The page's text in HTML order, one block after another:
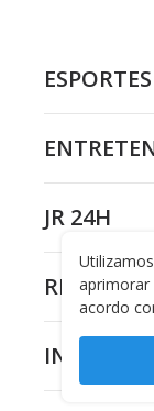
ESPORTES
JR 24H
RECORD
aprimorar
acordo